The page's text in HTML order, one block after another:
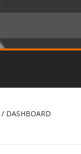
/ DASHBOARD